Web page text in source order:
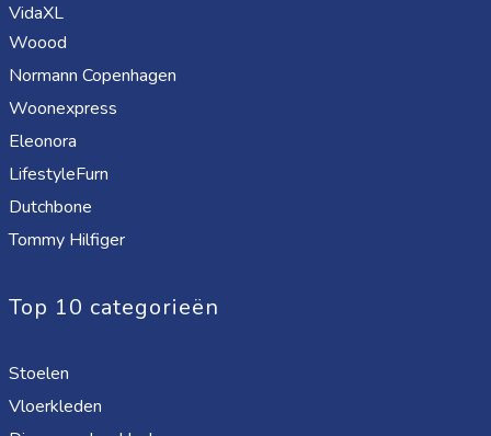
VidaXL
Woood
Normann Copenhagen
Woonexpress
Eleonora
LifestyleFurn
Dutchbone
Tommy Hilfiger
Top 10 categorieën
Stoelen
Vloerkleden